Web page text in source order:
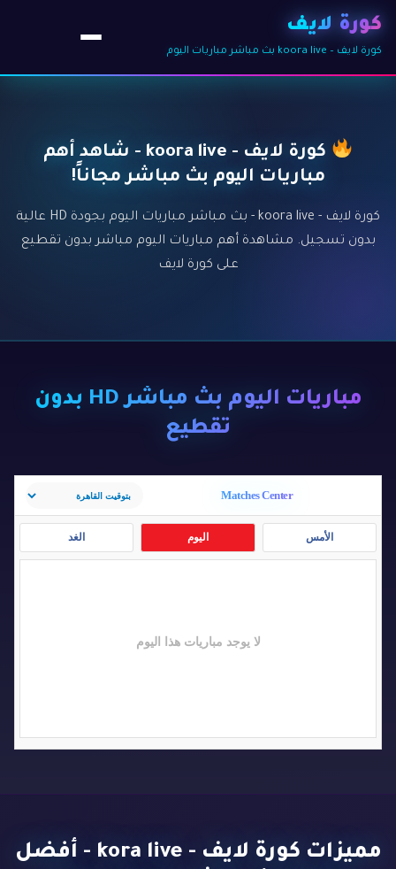
كورة لايف
كورة لايف – koora live بث مباشر مباريات اليوم
كورة لايف - koora live - شاهد أهم
مباريات اليوم بث مباشر مجاناً!
كورة لايف - koora live - بث مباشر مباريات اليوم بجودة HD عالية
بدون تسجيل. مشاهدة أهم مباريات اليوم مباشر بدون تقطيع
على كورة لايف
مباريات اليوم بث مباشر HD بدون
تقطيع
Matches Center
الأمس اليوم الغد
لا يوجد مباريات هذا اليوم
مميزات كورة لايف - kora live - أفضل